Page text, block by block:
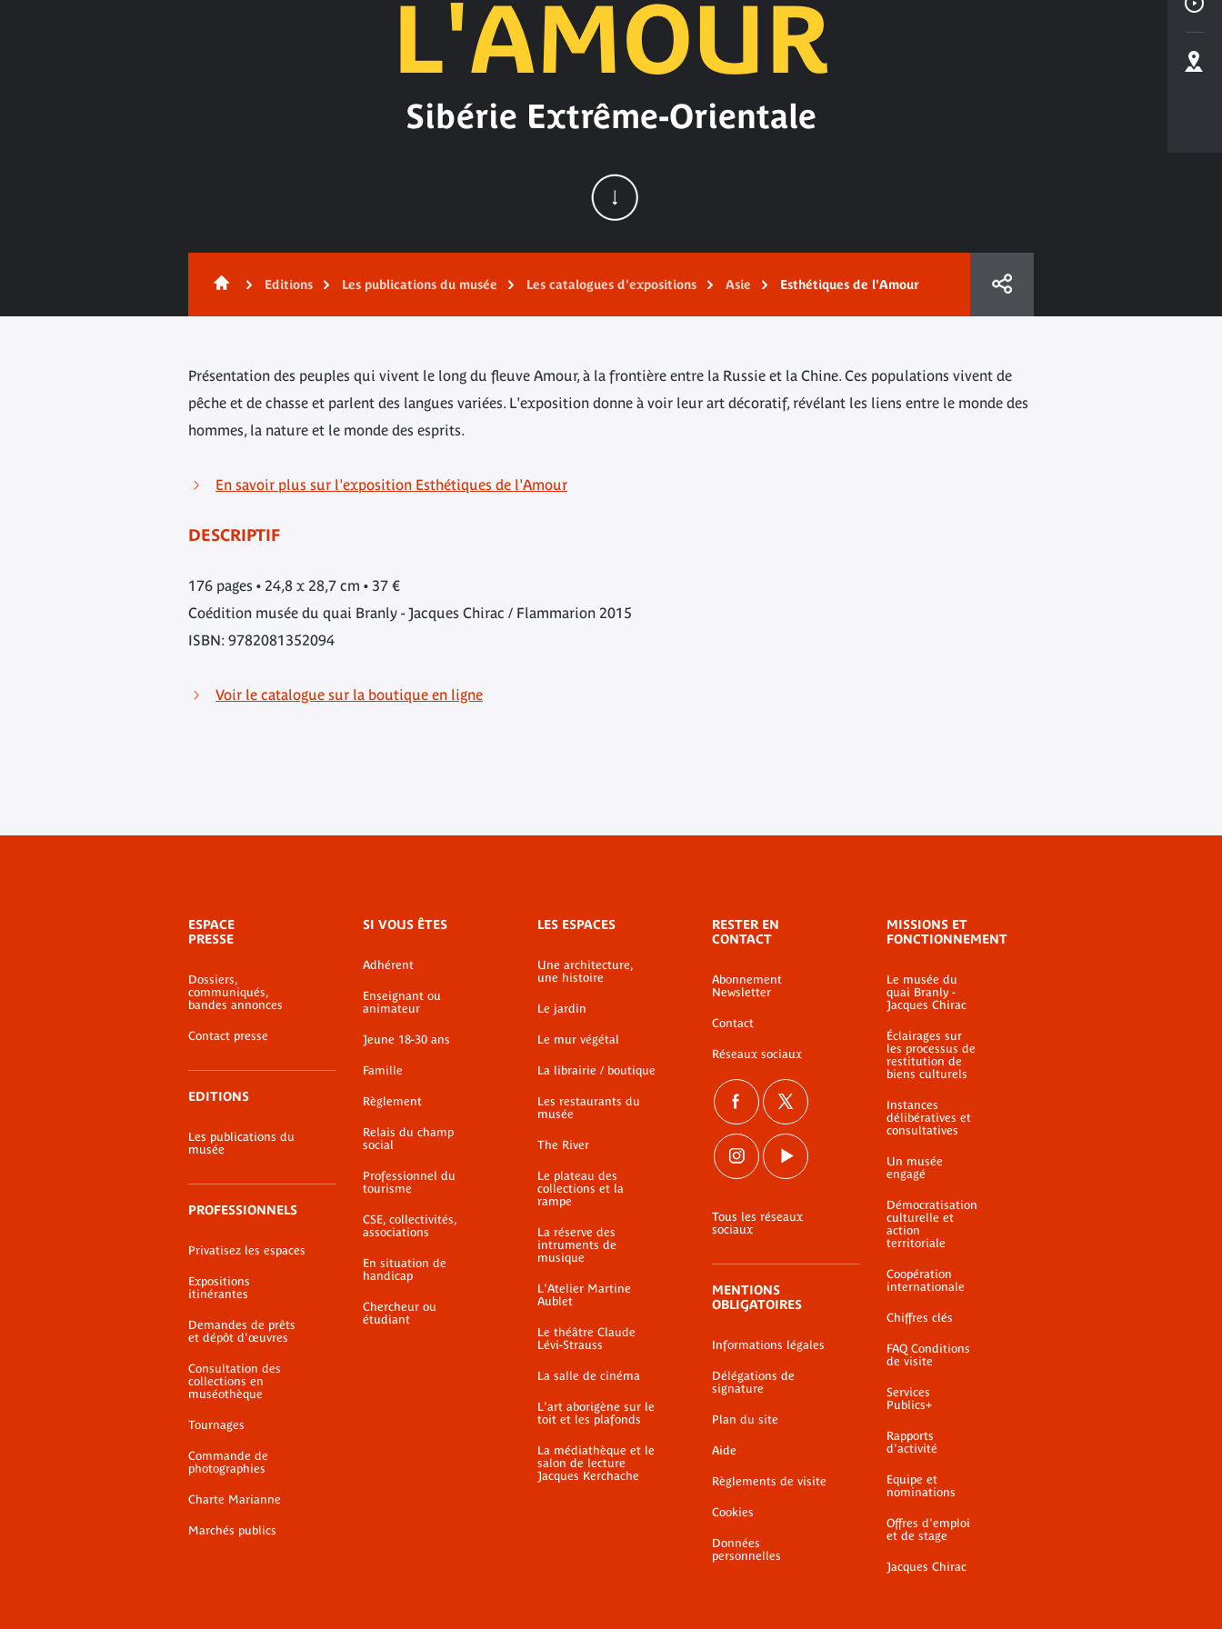
L'AMOUR
Sibérie Extrême-Orientale
Editions Les publications du musée Les catalogues d'expositions Asie Esthétiques de l'Amour
Présentation des peuples qui vivent le long du fleuve Amour, à la frontière entre la Russie et la Chine. Ces populations vivent de
pêche et de chasse et parlent des langues variées. L'exposition donne à voir leur art décoratif, révélant les liens entre le monde des
hommes, la nature et le monde des esprits.
En savoir plus sur l'exposition Esthétiques de l'Amour
DESCRIPTIF
176 pages • 24,8 x 28,7 cm • 37 €
Coédition musée du quai Branly - Jacques Chirac / Flammarion 2015
ISBN: 9782081352094
Voir le catalogue sur la boutique en ligne
de
bas-
page
ESPACE
PRESSE
Dossiers,
communiqués,
bandes annonces
Contact presse
EDITIONS
Les publications du
musée
PROFESSIONNELS
Privatisez les espaces
Expositions
itinérantes
Demandes de prêts
et dépôt d'œuvres
Consultation des
collections en
muséothèque
Tournages
Commande de
photographies
Charte Marianne
Marchés publics
SI VOUS ÊTES
Adhérent
Enseignant ou
animateur
Jeune 18-30 ans
Famille
Règlement
Relais du champ
social
Professionnel du
tourisme
CSE, collectivités,
associations
En situation de
handicap
Chercheur ou
étudiant
LES ESPACES
Une architecture,
une histoire
Le jardin
Le mur végétal
La librairie / boutique
Les restaurants du
musée
The River
Le plateau des
collections et la
rampe
La réserve des
intruments de
musique
L'Atelier Martine
Aublet
Le théâtre Claude
Lévi-Strauss
La salle de cinéma
L'art aborigène sur le
toit et les plafonds
La médiathèque et le
salon de lecture
Jacques Kerchache
RESTER EN
CONTACT
Abonnement
Newsletter
Contact
Réseaux sociaux
Tous les réseaux
sociaux
MENTIONS
OBLIGATOIRES
Informations légales
Délégations de
signature
Plan du site
Aide
Règlements de visite
Cookies
Données
personnelles
MISSIONS ET
FONCTIONNEMENT
Le musée du
quai Branly -
Jacques Chirac
Éclairages sur
les processus de
restitution de
biens culturels
Instances
délibératives et
consultatives
Un musée
engagé
Démocratisation
culturelle et
action
territoriale
Coopération
internationale
Chiffres clés
FAQ Conditions
de visite
Services
Publics+
Rapports
d'activité
Equipe et
nominations
Offres d'emploi
et de stage
Jacques Chirac